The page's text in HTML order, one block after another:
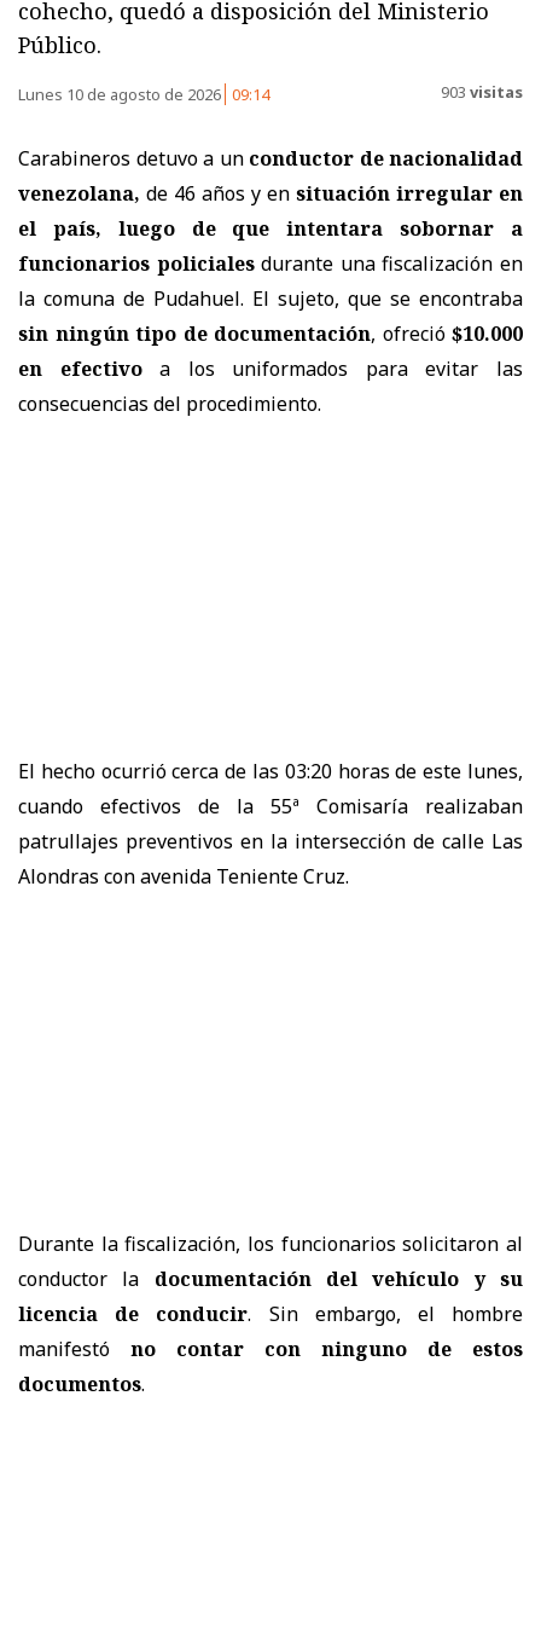
cohecho, quedó a disposición del Ministerio
Público.
Lunes 10 de agosto de 2026 09:14 903 visitas
Carabineros detuvo a unconductor de nacionalidad
venezolana, de 46 años y en situación irregular en
el país, luego de que intentara sobornar a
funcionarios policialesdurante una fiscalización en
la comuna de Pudahuel. El sujeto, que se encontraba
sin ningún tipo de documentación, ofreció $10.000
en efectivoa los uniformados para evitar las
consecuencias del procedimiento.
El hecho ocurrió cerca de las 03:20 horas de este lunes,
cuando efectivos de la 55ª Comisaría realizaban
patrullajes preventivos en la intersección de calle Las
Alondras con avenida Teniente Cruz.
Durante la fiscalización, los funcionarios solicitaron al
conductor la documentación del vehículo y su
licencia de conducir. Sin embargo, el hombre
manifestó no contar con ninguno de estos
documentos.